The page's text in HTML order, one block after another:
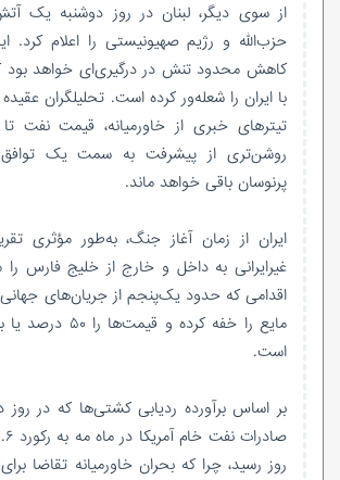
از سوی دیگر، لبنان در روز دوشنبه یک
حزب‌الله و رژیم صهیونیستی را اعلام کرد.
کاهش محدود تنش در درگیری‌ای خواهد بود
با ایران را شعله‌ور کرده است. تحلیلگران عقیده
تیترهای خبری از خاورمیانه، قیمت نفت
روشن‌تری از پیشرفت به سمت یک
پرنوسان باقی خواهد ماند.
ایران از زمان آغاز جنگ، به‌طور مؤثری
غیرایرانی به داخل و خارج از خلیج فارس
اقدامی که حدود یک‌پنجم از جریان‌های
مایع را خفه کرده و
است.
بر اساس برآورده ردیابی کشتی‌ها که در روز
روز رسید، چرا که بحران خاورمیانه تقاضا